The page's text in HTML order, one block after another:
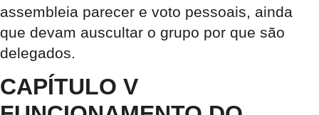
assembleia parecer e voto pessoais, ainda
que devam auscultar o grupo por que são
delegados.
CAPÍTULO V